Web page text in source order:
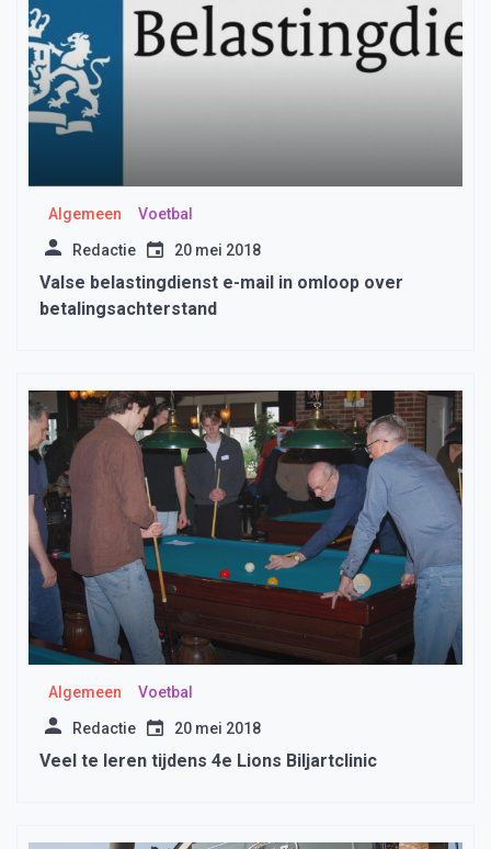
Algemeen Voetbal
Redactie 20 mei 2018
Valse belastingdienst e-mail in omloop over
betalingsachterstand
Algemeen Voetbal
Redactie 20 mei 2018
Veel te leren tijdens 4e Lions Biljartclinic